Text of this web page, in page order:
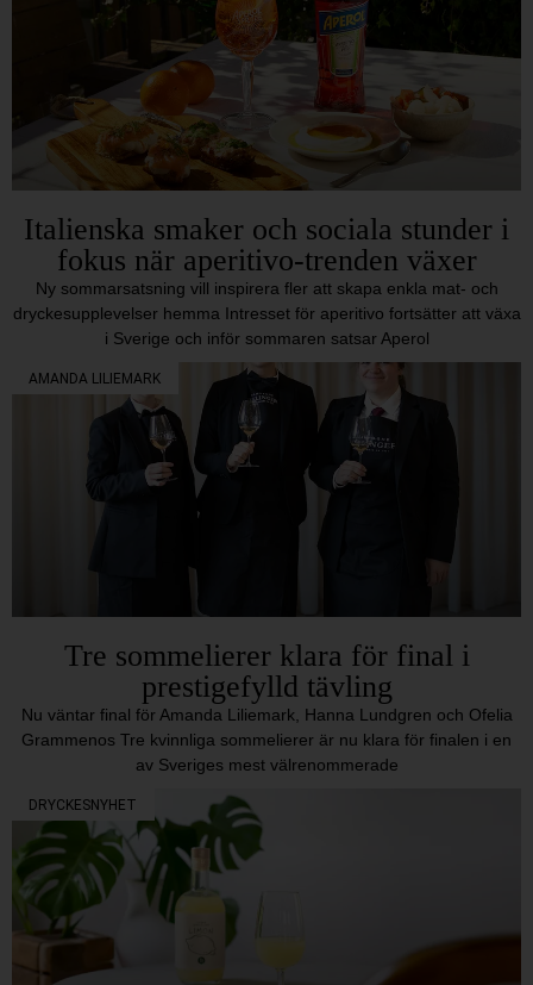
Italienska smaker och sociala stunder i
fokus när aperitivo-trenden växer
Ny sommarsatsning vill inspirera fler att skapa enkla mat- och
dryckesupplevelser hemma Intresset för aperitivo fortsätter att växa
i Sverige och inför sommaren satsar Aperol
AMANDA LILIEMARK
Tre sommelierer klara för final i
prestigefylld tävling
Nu väntar final för Amanda Liliemark, Hanna Lundgren och Ofelia
Grammenos Tre kvinnliga sommelierer är nu klara för finalen i en
av Sveriges mest välrenommerade
DRYCKESNYHET